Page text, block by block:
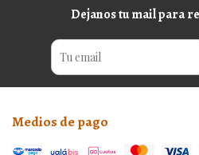
Dejanos tu mail para
Medios de pago